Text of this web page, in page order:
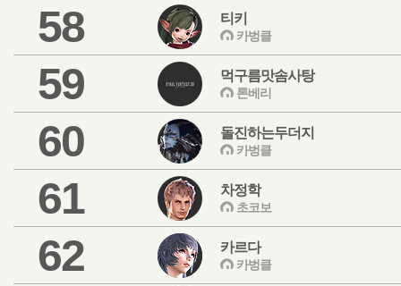
58 티키
카벙클
59 먹구름맛솜사탕
톤베리
60 돌진하는두더지
카벙클
61 차정학
초코보
62 카르다
카벙클